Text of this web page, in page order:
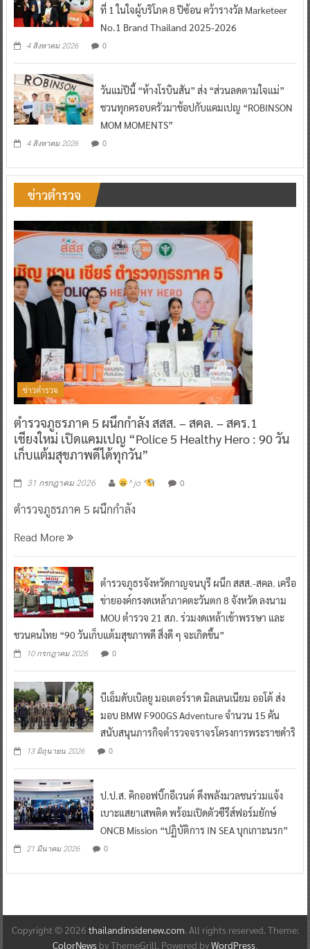
ที่ 1 ในใจผู้บริโภค 8 ปีซ้อน คว้ารางวัล Marketeer
No.1 Brand Thailand 2025-2026
4 สิงหาคม 2026 0
วันแม่ปีนี้ “ห้างโรบินสัน” ส่ง “ส่วนลดตามใจแม่”
ชวนทุกครอบครัวมาช้อปกับแคมเปญ “ROBINSON
MOM MOMENTS”
4 สิงหาคม 2026 0
ข่าวตำรวจ
ข่าวตำรวจ
ตำรวจภูธรภาค 5 ผนึกกำลัง สสส. – สคล. – สคร.1
เชียงใหม่ เปิดแคมเปญ “Police 5 Healthy Hero : 90 วัน
เก็บแต้มสุขภาพดีได้ทุกวัน”
31 กรกฎาคม 2026 ^ jo ^ 0
ตำรวจภูธรภาค 5 ผนึกกำลัง
Read More
ตำรวจภูธรจังหวัดกาญจนบุรี ผนึก สสส.-สคล. เครือ
ข่ายองค์กรงดเหล้าภาคตะวันตก 8 จังหวัด ลงนาม
MOU ตำรวจ 21 สภ. ร่วมงดเหล้าเข้าพรรษา และ
ชวนคนไทย “90 วันเก็บแต้มสุขภาพดี สิ่งดี ๆ จะเกิดขึ้น”
10 กรกฎาคม 2026 0
บีเอ็มดับเบิลยู มอเตอร์ราด มิลเลนเนียม ออโต้ ส่ง
มอบ BMW F900GS Adventure จำนวน 15 คัน
สนับสนุนภารกิจตำรวจจราจรโครงการพระราชดำริ
13 มิถุนายน 2026 0
ป.ป.ส. คิกออฟบิ๊กอีเวนต์ ดึงพลังมวลชนร่วมแจ้ง
เบาะแสยาเสพติด พร้อมเปิดตัวซีรีส์ฟอร์มยักษ์
ONCB Mission “ปฏิบัติการ IN SEA บุกเกาะนรก”
21 มีนาคม 2026 0
Copyright © 2026 thailandinsidenew.com. All rights reserved. Theme:
ColorNews by ThemeGrill. Powered byWordPress.